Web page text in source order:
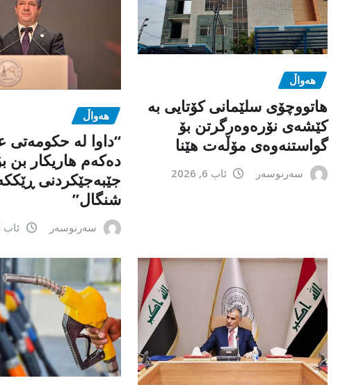
هەواڵ
هاتووچۆی سلێمانی کۆتایی بە
کێشەی نۆرەوەرگرتن بۆ
گواستنەوەی مۆڵەت هێنا
سەرنوسەر ئاب 6, 2026
هەواڵ
“داوا لە حكومەتی
دەكەم هاریكار بن
جێبەجێكردنی
شنگال”
سەرنوسەر ئاب 6, 2026